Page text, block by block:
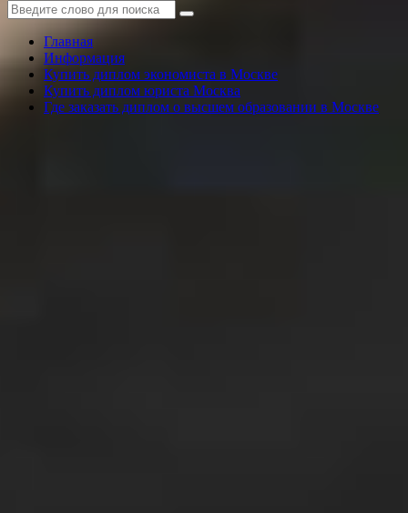
Главная
Информация
Купить диплом экономиста в Москве
Купить диплом юриста Москва
Где заказать диплом о высшем образовании в Москве